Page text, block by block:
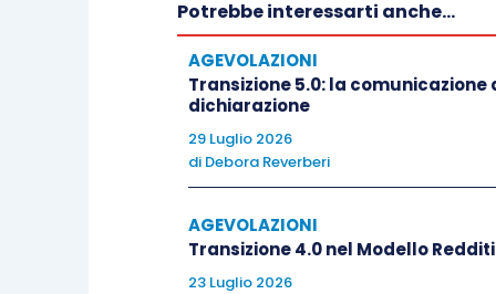
a condizione che sianodeterminati o
una o più categorie merceologiche o a
applicazione nel settore agricolo.
conversione con modifiche del D.L.
una nuova figura di
d’origine protetta o a indicazione
Potrebbe interessarti anche...
AGEVOLAZIONI
Transizione 5.0: la comunicazione
dichiarazione
29 Luglio 2026
di Debora Reverberi
AGEVOLAZIONI
Transizione 4.0 nel Modello Redditi
23 Luglio 2026